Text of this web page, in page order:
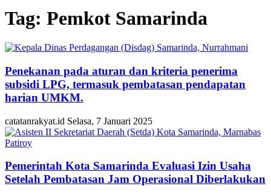
Tag: Pemkot Samarinda
Penekanan pada aturan dan kriteria penerima
subsidi LPG, termasuk pembatasan pendapatan
harian UMKM.
catatanrakyat.id Selasa, 7 Januari 2025
Pemerintah Kota Samarinda Evaluasi Izin Usaha
Setelah Pembatasan Jam Operasional Diberlakukan